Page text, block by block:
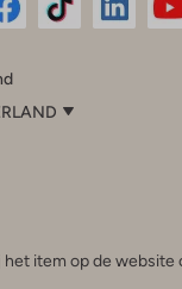
België (Nederlands)
item op de website